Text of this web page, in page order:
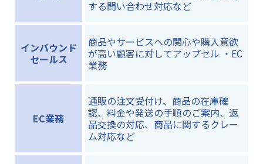
する問い合わせ対応など
インバウンド
セールス
商品やサービスへの関心や購入意欲
が高い顧客に対してアップセル ・EC
業務
EC業務
通販の注文受付け、商品の在庫確
認、料金や発送の手順のご案内、返
品交換の対応、商品に関するクレー
ム対応など